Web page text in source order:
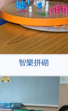
智樂拼砌